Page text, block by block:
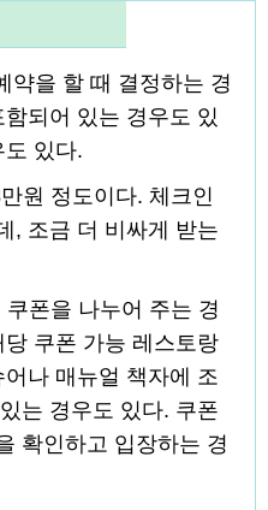
약을 할 때 결정하는 경
되어 있는 경우도 있
있다.
원 정도이다. 체크인
, 조금 더 비싸게 받는
폰을 나누어 주는 경
쿠폰 가능 레스토랑
나 매뉴얼 책자에 조
는 경우도 있다. 쿠폰
확인하고 입장하는 경